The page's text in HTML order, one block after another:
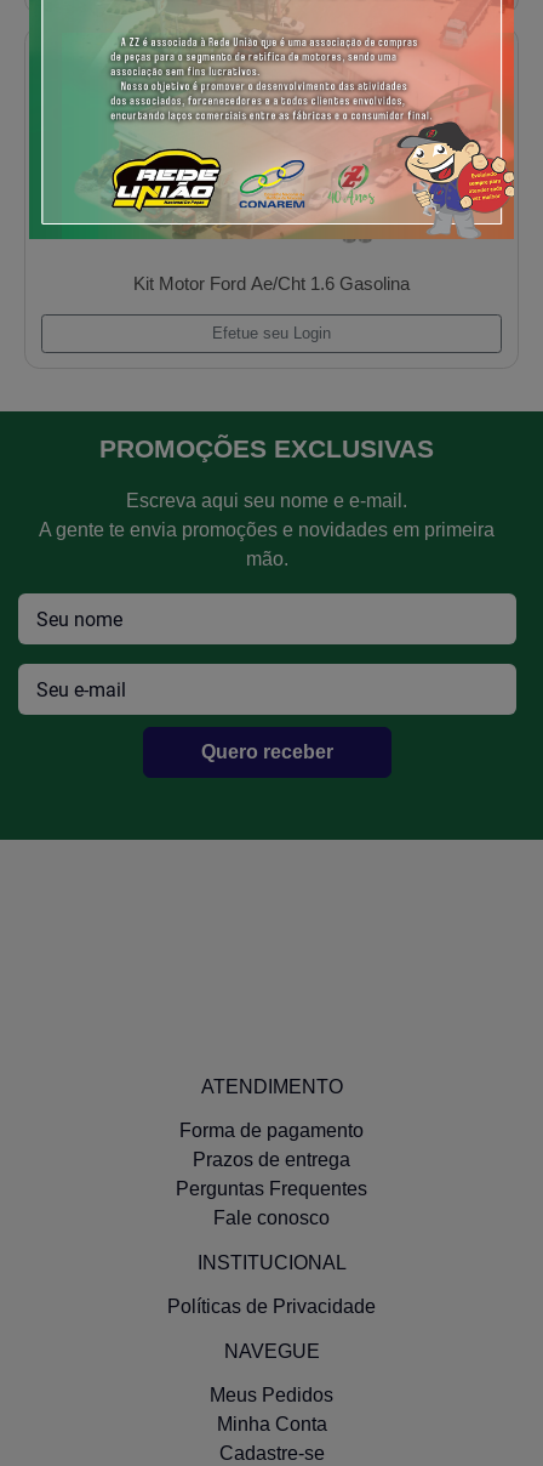
Kit Motor Pk 4236/Q20b 3 Canal. Veicular
Efetue seu Login
Super Kit Motor Vw Fusca 1300 Gasolina
Efetue seu Login
PROMOÇÕES EXCLUSIVAS
Escreva aqui seu nome e e-mail.
A gente te envia promoções e novidades em primeira
mão.
Quero receber
ATENDIMENTO
Forma de pagamento
Prazos de entrega
Perguntas Frequentes
Fale conosco
INSTITUCIONAL
Políticas de Privacidade
NAVEGUE
Meus Pedidos
Minha Conta
Cadastre-se